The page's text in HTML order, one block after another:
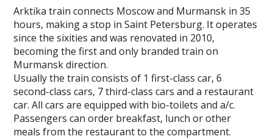
Arktika train connects Moscow and Murmansk in 35
hours, making a stop in Saint Petersburg. It operates
since the sixities and was renovated in 2010,
becoming the first and only branded train on
Murmansk direction.
Usually the train consists of 1 first-class car, 6
second-class cars, 7 third-class cars and a restaurant
car. All cars are equipped with bio-toilets and a/c.
Passengers can order breakfast, lunch or other
meals from the restaurant to the compartment.